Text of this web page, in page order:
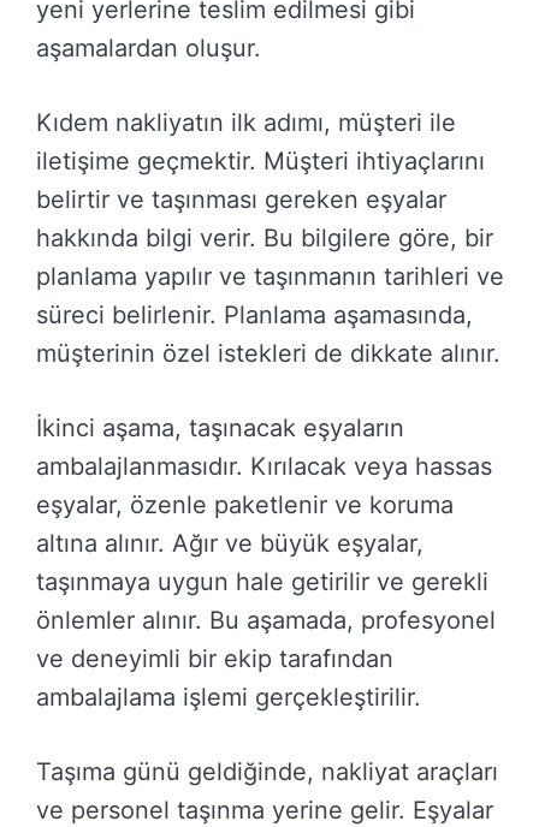
yeni yerlerine teslim edilmesi gibi
aşamalardan oluşur.
Kıdem nakliyatın ilk adımı, müşteri ile
iletişime geçmektir. Müşteri ihtiyaçlarını
belirtir ve taşınması gereken eşyalar
hakkında bilgi verir. Bu bilgilere göre, bir
planlama yapılır ve taşınmanın tarihleri ve
süreci belirlenir. Planlama aşamasında,
müşterinin özel istekleri de dikkate alınır.
İkinci aşama, taşınacak eşyaların
ambalajlanmasıdır. Kırılacak veya hassas
eşyalar, özenle paketlenir ve koruma
altına alınır. Ağır ve büyük eşyalar,
taşınmaya uygun hale getirilir ve gerekli
önlemler alınır. Bu aşamada, profesyonel
ve deneyimli bir ekip tarafından
ambalajlama işlemi gerçekleştirilir.
Taşıma günü geldiğinde, nakliyat araçları
ve personel taşınma yerine gelir. Eşyalar